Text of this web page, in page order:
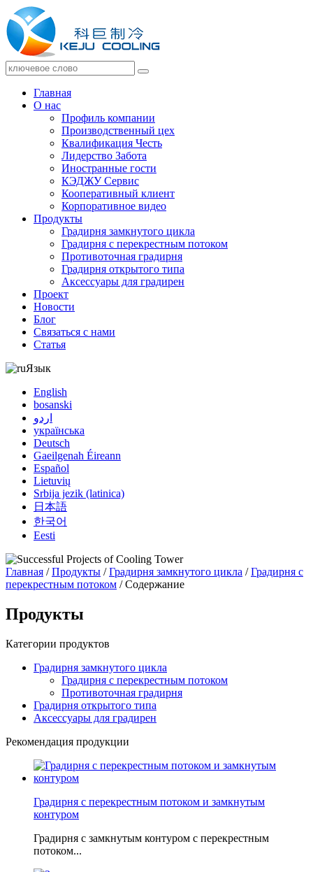
Главная
О нас
Профиль компании
Производственный цех
Квалификация Честь
Лидерство Забота
Иностранные гости
КЭДЖУ Сервис
Кооперативный клиент
Корпоративное видео
Продукты
Градирня замкнутого цикла
Градирня с перекрестным потоком
Противоточная градирня
Градирня открытого типа
Аксессуары для градирен
Проект
Новости
Блог
Связаться с нами
Статья
Язык
English
bosanski
اردو
українська
Deutsch
Gaeilgenah Éireann
Español
Lietuvių
Srbija jezik (latinica)
日本語
한국어
Eesti
Главная /Продукты /Градирня замкнутого цикла /Градирня с
перекрестным потоком / Содержание
Продукты
Категории продуктов
Градирня замкнутого цикла
Градирня с перекрестным потоком
Противоточная градирня
Градирня открытого типа
Аксессуары для градирен
Рекомендация продукции
Градирня с перекрестным потоком и замкнутым
контуром
Градирня с замкнутым контуром с перекрестным
потоком...